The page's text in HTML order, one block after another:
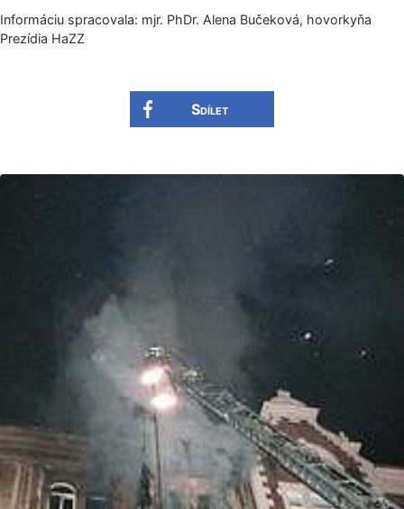
Informáciu spracovala: mjr. PhDr. Alena Bučeková, hovorkyňa
Prezídia HaZZ
Sdílet